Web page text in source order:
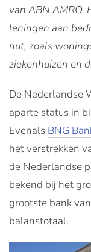
van ABN AMRO.
leningen aan
nut, zoals
ziekenhuizen en
De Nederlandse
aparte status in
Evenals BNG
het verstrekken
de Nederlandse
bekend bij het
grootste bank
balanstotaal.